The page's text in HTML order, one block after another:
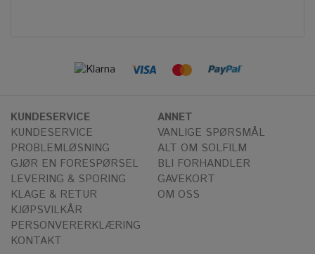
KUNDESERVICE
KUNDESERVICE
PROBLEMLØSNING
GJØR EN FORESPØRSEL
LEVERING & SPORING
KLAGE & RETUR
KJØPSVILKÅR
PERSONVERERKLÆRING
KONTAKT
ANNET
VANLIGE SPØRSMÅL
ALT OM SOLFILM
BLI FORHANDLER
GAVEKORT
OM OSS